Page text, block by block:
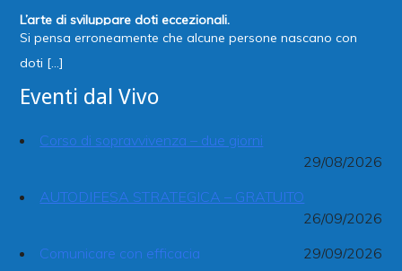
L’arte di sviluppare doti eccezionali.
Si pensa erroneamente che alcune persone nascano con
doti [...]
Eventi dal Vivo
Corso di sopravvivenza – due giorni
29/08/2026
AUTODIFESA STRATEGICA – GRATUITO
26/09/2026
Comunicare con efficacia
29/09/2026